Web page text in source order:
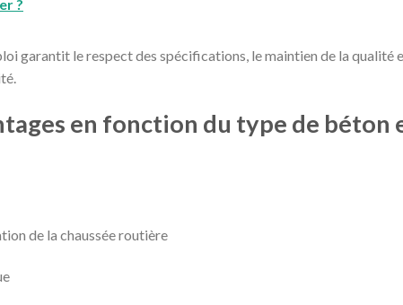
?
garantit le respect des spécifications, le maintien de la qualité
en fonction du type de béton
de la chaussée routière